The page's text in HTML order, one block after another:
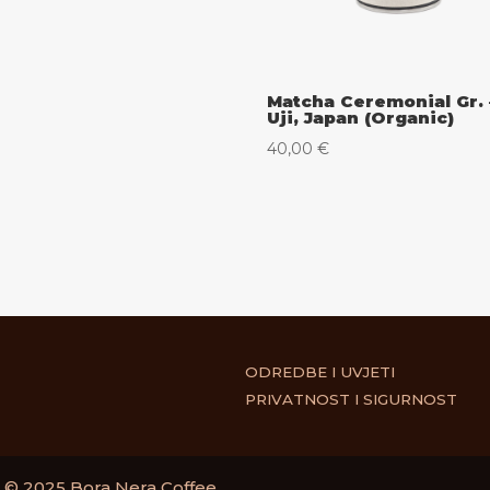
Matcha Ceremonial Gr.
Uji, Japan (Organic)
40,00€
ODREDBE I UVJETI
PRIVATNOST I SIGURNOST